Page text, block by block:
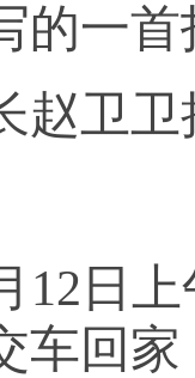
的一
赵卫
12日
车回